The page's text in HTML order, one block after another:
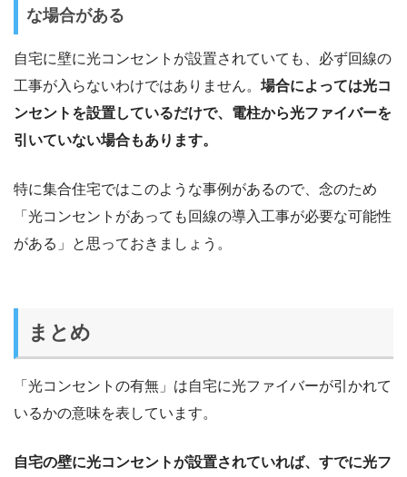
な場合がある
自宅に壁に光コンセントが設置されていても、必ず回線の
工事が入らないわけではありません。 場合によっては光コ
ンセントを設置しているだけで、電柱から光ファイバーを
引いていない場合もあります。
特に集合住宅ではこのような事例があるので、念のため
「光コンセントがあっても回線の導入工事が必要な可能性
がある」と思っておきましょう。
まとめ
「光コンセントの有無」は自宅に光ファイバーが引かれて
いるかの意味を表しています。
自宅の壁に光コンセントが設置されていれば、すでに光フ